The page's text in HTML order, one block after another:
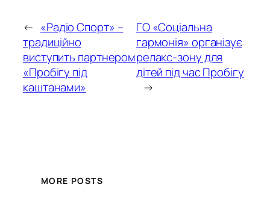
← «Радіо Спорт» –
традиційно
виступить партнером
«Пробігу під
каштанами»
ГО «Соціальна
гармонія» організує
релакс-зону для
дітей під час Пробігу
→
MORE POSTS